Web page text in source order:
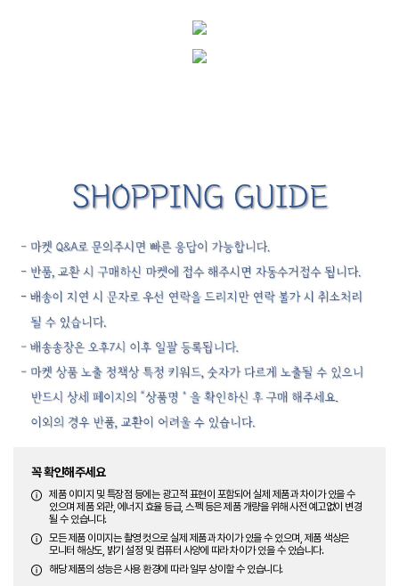
꼭 확인해주세요
제품 이미지 및 특장점 등에는 광고적 표현이 포함되어 실제 제품과 차이가 있을 수
있으며 제품 외관, 에너지 효율 등급, 스펙 등은 제품 개량을 위해 사전 예고없이 변경
될 수 있습니다.
모든 제품 이미지는 촬영 컷으로 실제 제품과 차이가 있을 수 있으며, 제품 색상은
모니터 해상도, 밝기 설정 및 컴퓨터 사양에 따라 차이가 있을 수 있습니다.
해당 제품의 성능은 사용 환경에 따라 일부 상이할 수 있습니다.